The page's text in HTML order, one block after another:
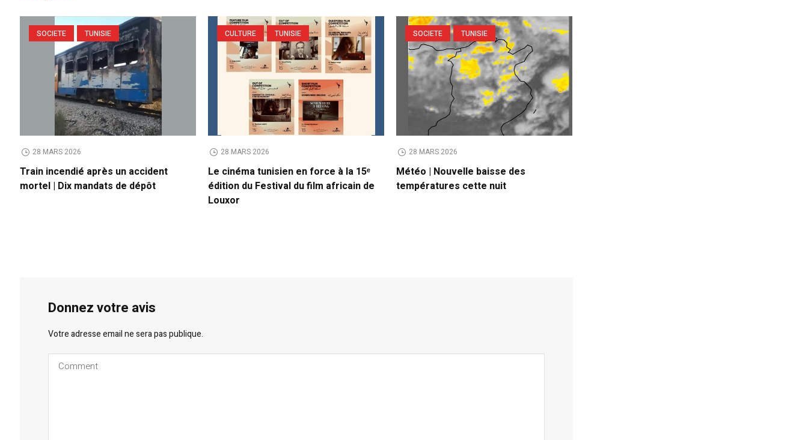
SOCIETE TUNISIE
28 MARS 2026
Train incendié après un accident
mortel | Dix mandats de dépôt
CULTURE TUNISIE
28 MARS 2026
Le cinéma tunisien en force à la 15ᵉ
édition du Festival du film africain de
Louxor
SOCIETE TUNISIE
28 MARS 2026
Météo | Nouvelle baisse des
températures cette nuit
Donnez votre avis
Votre adresse email ne sera pas publique.